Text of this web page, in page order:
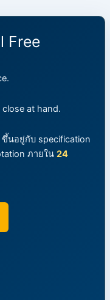
Free
close at hand.
นอยู่กับ specification
ภายใน 24